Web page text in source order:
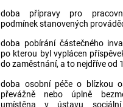
doba přípravy pro
podmínek stanovených
doba pobírání částečného
po kterou byl vyplácen
do zaměstnání, a to nejdříve od
doba osobní péče o blízkou
převážně nebo úplně
umístěna v ústavu